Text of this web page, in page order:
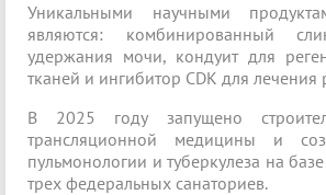
Уникальными научными
являются: комбинированный
удержания мочи, кондуит для
тканей и ингибитор CDK для лечения
В 2025 году запущено
трансляционной медицины и
пульмонологии и туберкулеза на
трех федеральных санаториев.